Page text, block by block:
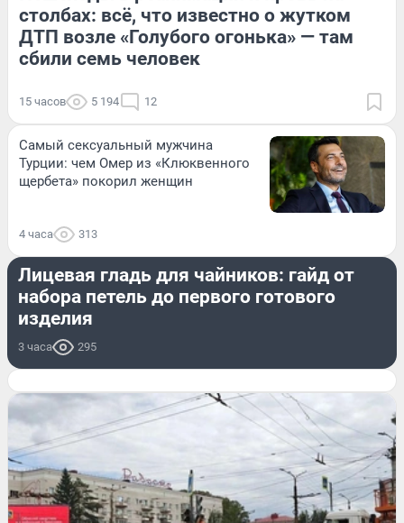
столбах: всё, что известно о жутком
ДТП возле «Голубого огонька» — там
сбили семь человек
15 часов 5 194 12
Самый сексуальный мужчина
Турции: чем Омер из «Клюквенного
щербета» покорил женщин
4 часа 313
РАЗВЛЕЧЕНИЯ
Лицевая гладь для чайников: гайд от
набора петель до первого готового
изделия
3 часа 295